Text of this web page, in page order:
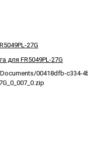
27G
для FR5049PL-27G
00418dfb-c334-